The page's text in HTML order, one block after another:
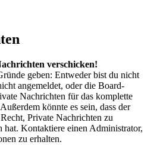
verschicken!
geben: Entweder bist du nicht
angemeldet, oder die Board-
Nachrichten für das komplette
könnte es sein, dass der
Private Nachrichten zu
hat. Kontaktiere einen Administrator,
zu erhalten.